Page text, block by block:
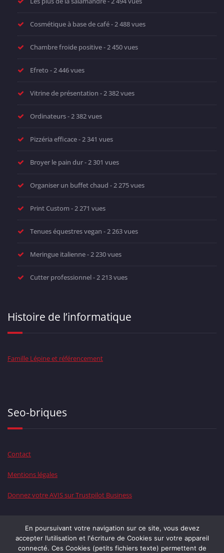
Cosmétique à base de café- 2 488 vues
Chambre froide positive- 2 450 vues
Efreto - 2 446 vues
Vitrine de présentation - 2 382 vues
Ordinateurs- 2 382 vues
Pizzéria efficace- 2 341 vues
Broyer le pain dur- 2 301 vues
Organiser un buffet chaud - 2 275 vues
Print Custom - 2 271 vues
Tenues équestres vegan - 2 263 vues
Meringue italienne- 2 230 vues
Cutter professionnel- 2 213 vues
Histoire de l’informatique
Famille Lépine et référencement
Seo-briques
Contact
Mentions légales
Donnez votre AVIS sur Trustpilot Business
Le WEB chez laFamille LEPINE
En poursuivant votre navigation sur ce site, vous devez
accepter l’utilisation et l'écriture de Cookies sur votre appareil
connecté. Ces Cookies (petits fichiers texte) permettent de